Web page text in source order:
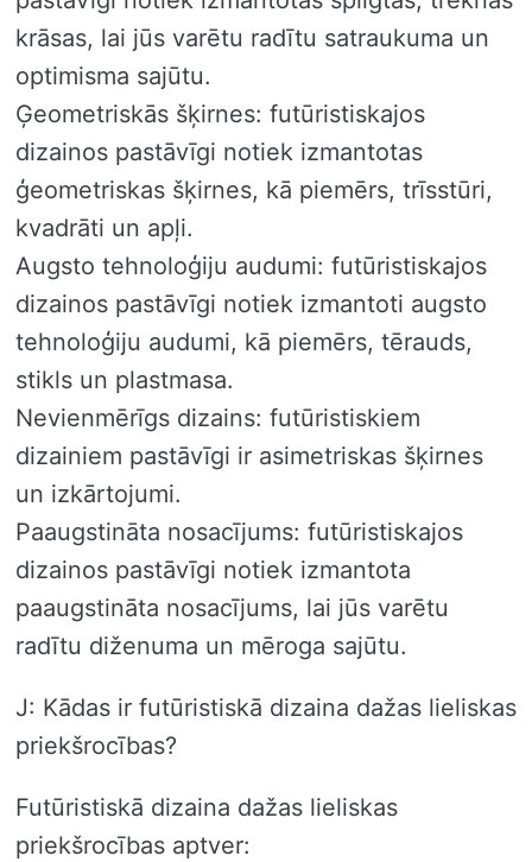
krāsas, lai jūs varētu radītu satraukuma un
optimisma sajūtu.
Ģeometriskās šķirnes: futūristiskajos
dizainos pastāvīgi notiek izmantotas
ģeometriskas šķirnes, kā piemērs, trīsstūri,
kvadrāti un apļi.
Augsto tehnoloģiju audumi: futūristiskajos
dizainos pastāvīgi notiek izmantoti augsto
tehnoloģiju audumi, kā piemērs, tērauds,
stikls un plastmasa.
Nevienmērīgs dizains: futūristiskiem
dizainiem pastāvīgi ir asimetriskas šķirnes
un izkārtojumi.
Paaugstināta nosacījums: futūristiskajos
dizainos pastāvīgi notiek izmantota
paaugstināta nosacījums, lai jūs varētu
radītu diženuma un mēroga sajūtu.
J: Kādas ir futūristiskā dizaina dažas lieliskas
priekšrocības?
Futūristiskā dizaina dažas lieliskas
priekšrocības aptver: